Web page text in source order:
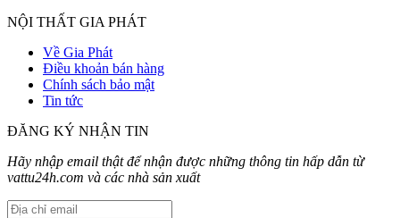
NỘI THẤT GIA PHÁT
Về Gia Phát
Điều khoản bán hàng
Chính sách bảo mật
Tin tức
ĐĂNG KÝ NHẬN TIN
Hãy nhập email thật để nhận được những thông tin hấp dẫn từ
vattu24h.com và các nhà sản xuất